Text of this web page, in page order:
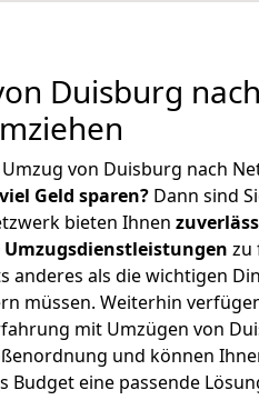
Duisburg
von Duisburg nach
viel Geld sparen? Dann sind
bieten Ihnen
zu
anderes als die wichtigen
müssen. Weiterhin
mit Umzügen von
und können
Budget eine passende